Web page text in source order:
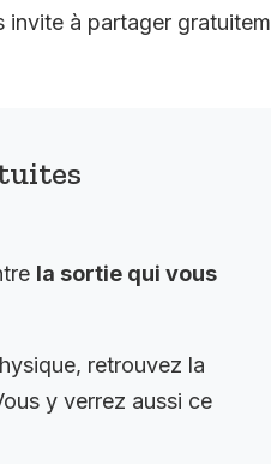
invite à partager
la sortie qui vous
retrouvez la
y verrez aussi ce